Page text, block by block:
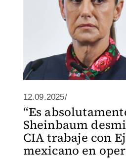
12.09.2025/
“Es
Sheinbaum
CIA trabaje con
mexicano en